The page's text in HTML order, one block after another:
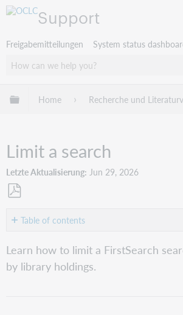
Support
Freigabemitteilungen System status
Globale Hierarchie expandieren/
Home Recherche und
Limit a search
Letzte Aktualisierung Jun 29, 2026
PDFTable of contents
Limit
a
search
Learn how to limit a FirstSearch
by library holdings.